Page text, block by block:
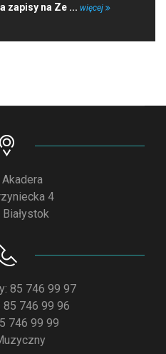
zapisy na Ze ... więcej
4
85 746 99 97
85 746 99 96
746 99 99